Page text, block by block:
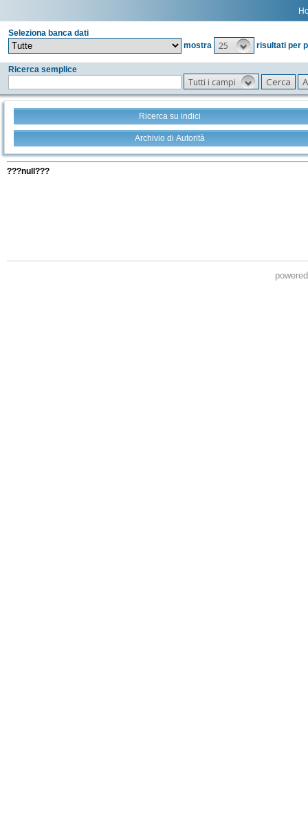
Seleziona banca dati
mostra
25 risultati per
Ricerca semplice
Tutti i campi
Ricerca su indici
Archivio di Autorità
???null???